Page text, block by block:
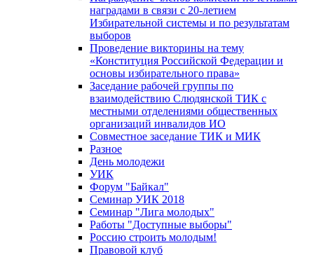
наградами в связи с 20-летием
Избирательной системы и по результатам
выборов
Проведение викторины на тему
«Конституция Российской Федерации и
основы избирательного права»
Заседание рабочей группы по
взаимодействию Слюдянской ТИК с
местными отделениями общественных
организаций инвалидов ИО
Совместное заседание ТИК и МИК
Разное
День молодежи
УИК
Форум "Байкал"
Семинар УИК 2018
Семинар "Лига молодых"
Работы "Доступные выборы"
Россию строить молодым!
Правовой клуб